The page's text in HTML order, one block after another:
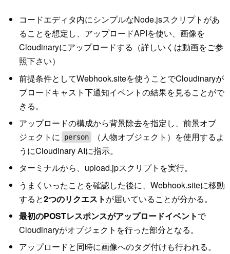
コードエディタ内にシンプルなNode.jsスクリプトがあ
ることを想定し、アップロードAPIを使い、画像を
Cloudinaryにアップロードする（詳しいくは動画をご参
照下さい）
前提条件としてWebhook.siteを使うことでCloudinaryが
ブロードキャスト下通知イベントの結果を見ることがで
きる。
アップロードの構成から背景除去を指定し、前景オブ
ジェクトに
person
（人物オブジェクト）を使用するよ
うにCloudinary AIに指示。
ターミナルから、upload.jpスクリプトを実行。
うまくいったことを確認した後に、Webhook.siteに移動
すると2つのリクエストが届いていることが分かる。
最初のPOSTレスポンスがアップロードイベントで
Cloudinaryがオブジェクトを行った部分となる。
アップロードと同時に画像へのタグ付けも行われる。